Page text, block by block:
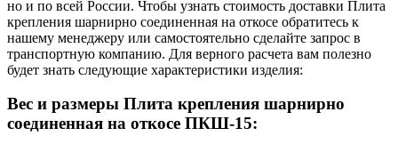
но и по всей России. Чтобы узнать стоимость доставки Плита
крепления шарнирно соединенная на откосе обратитесь к
нашему менеджеру или самостоятельно сделайте запрос в
транспортную компанию. Для верного расчета вам полезно
будет знать следующие характеристики изделия:
Вес и размеры Плита крепления шарнирно
соединенная на откосе ПКШ-15: